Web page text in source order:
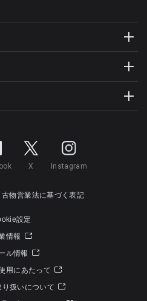
X Instagram
古物営業法に基づく表記
設定
情報
ル情報
用にあたって
扱いについて